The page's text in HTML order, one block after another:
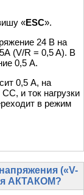
«ESC».
24 В на
(V/R = 0,5 A). В
0,5 А.
0,5 А, на
и ток нагрузки
в режим
(«V-
АКТАКОМ?